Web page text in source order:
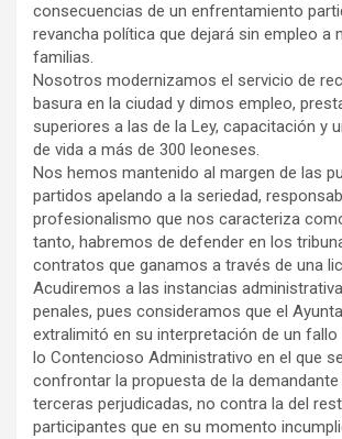
consecuencias de un enfrentamiento
revancha política que dejará sin empleo a
familias.
Nosotros modernizamos el servicio de
basura en la ciudad y dimos empleo,
superiores a las de la Ley, capacitación y
de vida a más de 300 leoneses.
Nos hemos mantenido al margen de las
partidos apelando a la seriedad,
profesionalismo que nos caracteriza
tanto, habremos de defender en los
contratos que ganamos a través de una
Acudiremos a las instancias
penales, pues consideramos que el
extralimitó en su interpretación de un fallo
lo Contencioso Administrativo en el que
confrontar la propuesta de la
terceras perjudicadas, no contra la del
participantes que en su momento